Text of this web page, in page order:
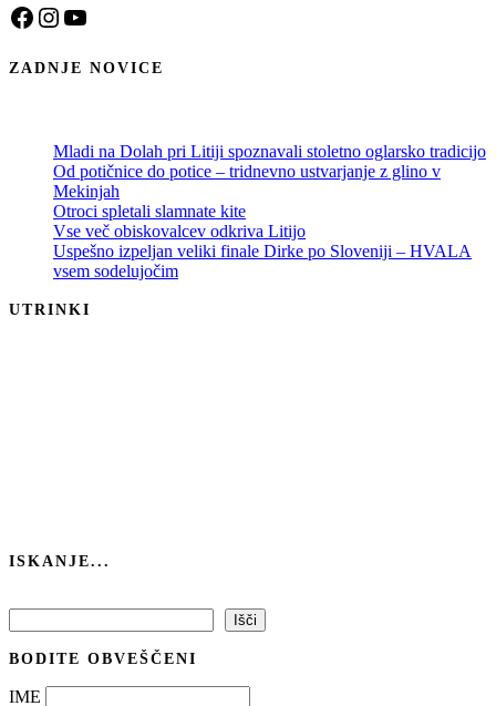
Facebook
Instagram
YouTube
ZADNJE NOVICE
Mladi na Dolah pri Litiji spoznavali stoletno oglarsko tradicijo
Od potičnice do potice – tridnevno ustvarjanje z glino v
Mekinjah
Otroci spletali slamnate kite
Vse več obiskovalcev odkriva Litijo
Uspešno izpeljan veliki finale Dirke po Sloveniji – HVALA
vsem sodelujočim
UTRINKI
ISKANJE...
Išči
BODITE OBVEŠČENI
IME